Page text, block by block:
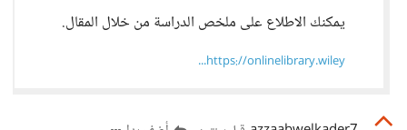
يمكنك الاطلاع على ملخص الدراسة من خلال المقال.
https://onlinelibrary.wiley...